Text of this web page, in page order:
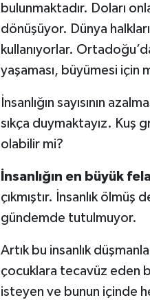
bulunmaktadır. Doları
dönüşüyor. Dünya
kullanıyorlar.
yaşaması, büyümesi için
İnsanlığın sayısının
sıkça duymaktayız. Kuş
olabilir mi?
İnsanlığın en büyük
çıkmıştır. İnsanlık
gündemde tutulmuyor.
Artık bu insanlık
çocuklara tecavüz eden
isteyen ve bunun içinde